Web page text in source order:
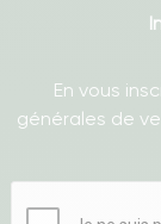
En vous
générales de